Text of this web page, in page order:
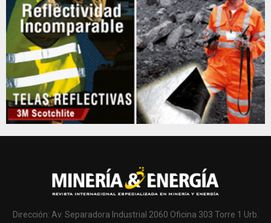
Dirección: Av. Separadora Industrial 2060 Oficina 303 Torre 1 Urb.